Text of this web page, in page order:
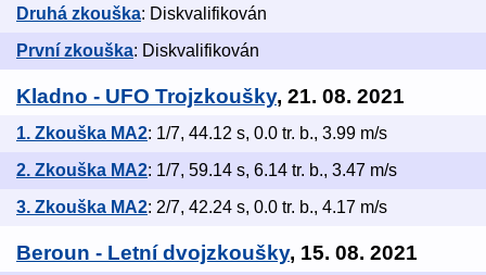
Druhá zkouška: Diskvalifikován
První zkouška: Diskvalifikován
Kladno - UFO Trojzkoušky, 21. 08. 2021
1. Zkouška MA2: 1/7, 44.12 s, 0.0 tr. b., 3.99 m/s
2. Zkouška MA2: 1/7, 59.14 s, 6.14 tr. b., 3.47 m/s
3. Zkouška MA2: 2/7, 42.24 s, 0.0 tr. b., 4.17 m/s
Beroun - Letní dvojzkoušky, 15. 08. 2021